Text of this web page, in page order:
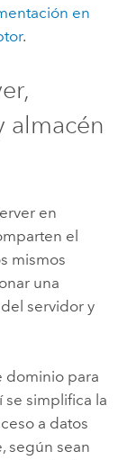
en
.
,
almacén
en
el
mismos
una
servidor y
dominio para
se simplifica la
a datos
según sean